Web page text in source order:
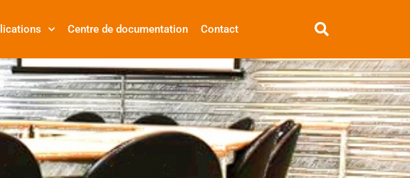
Centre de documentation Contact